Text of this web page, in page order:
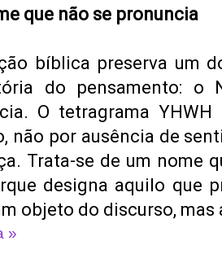
que não se pronuncia
bíblica preserva um
do pensamento: o
O tetragrama
não por ausência de
Trata-se de um nome
designa aquilo que
objeto do discurso,
»